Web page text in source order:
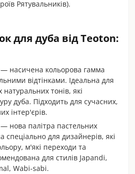
Рятувальників).
для дуба від Teoton:
— насичена кольорова гамма
відтінками. Ідеальна для
тонів, які
дуба. Підходить для сучасних,
інтер'єрів.
— нова палітра пастельних
спеціально для дизайнерів, які
м'які переходи та
для стилів Japandi,
Wabi-sabi.